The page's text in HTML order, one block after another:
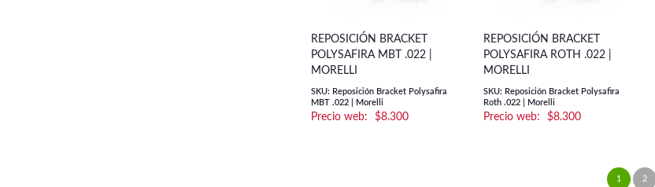
REPOSICIÓN BRACKET
POLYSAFIRA MBT .022 |
MORELLI
SKU: Reposición Bracket Polysafira
MBT .022 | Morelli
$8.300
REPOSICIÓN BRACKET
POLYSAFIRA ROTH .022 |
MORELLI
SKU: Reposición Bracket Polysafira
Roth .022 | Morelli
$8.300
1 2